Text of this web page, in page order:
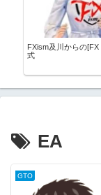
FXism及川からの
式
EA
GTO